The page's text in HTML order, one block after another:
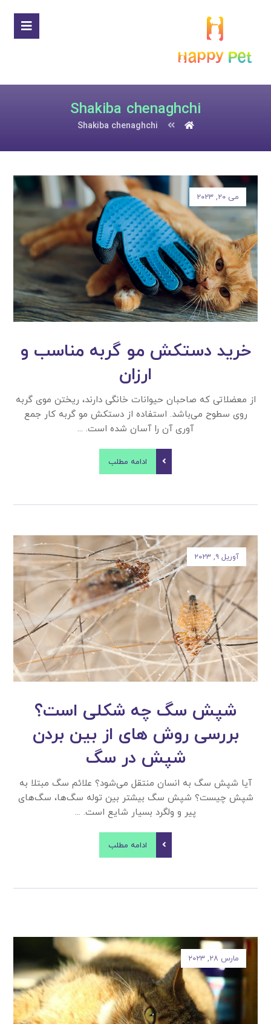
Shakiba chenaghchi
Shakiba chenaghchi
خرید دستکش مو گربه مناسب و
ارزان
می ۲۰, ۲۰۲۳
از معضلاتی که صاحبان حیوانات خانگی دارند، ریختن موی گربه
روی سطوح می‌باشد. استفاده از دستکش مو گربه کار جمع
آوری آن را آسان شده است. ...
ادامه مطلب
شپش سگ چه شکلی است؟
بررسی روش های از بین بردن
شپش در سگ
آوریل ۹, ۲۰۲۳
آیا شپش سگ به انسان منتقل می‌شود؟ علائم سگ مبتلا به
شپش چیست؟ شپش سگ بیشتر بین توله سگ‌ها، سگ‌های
پیر و ولگرد بسیار شایع است. ...
ادامه مطلب
مارس ۲۸, ۲۰۲۳